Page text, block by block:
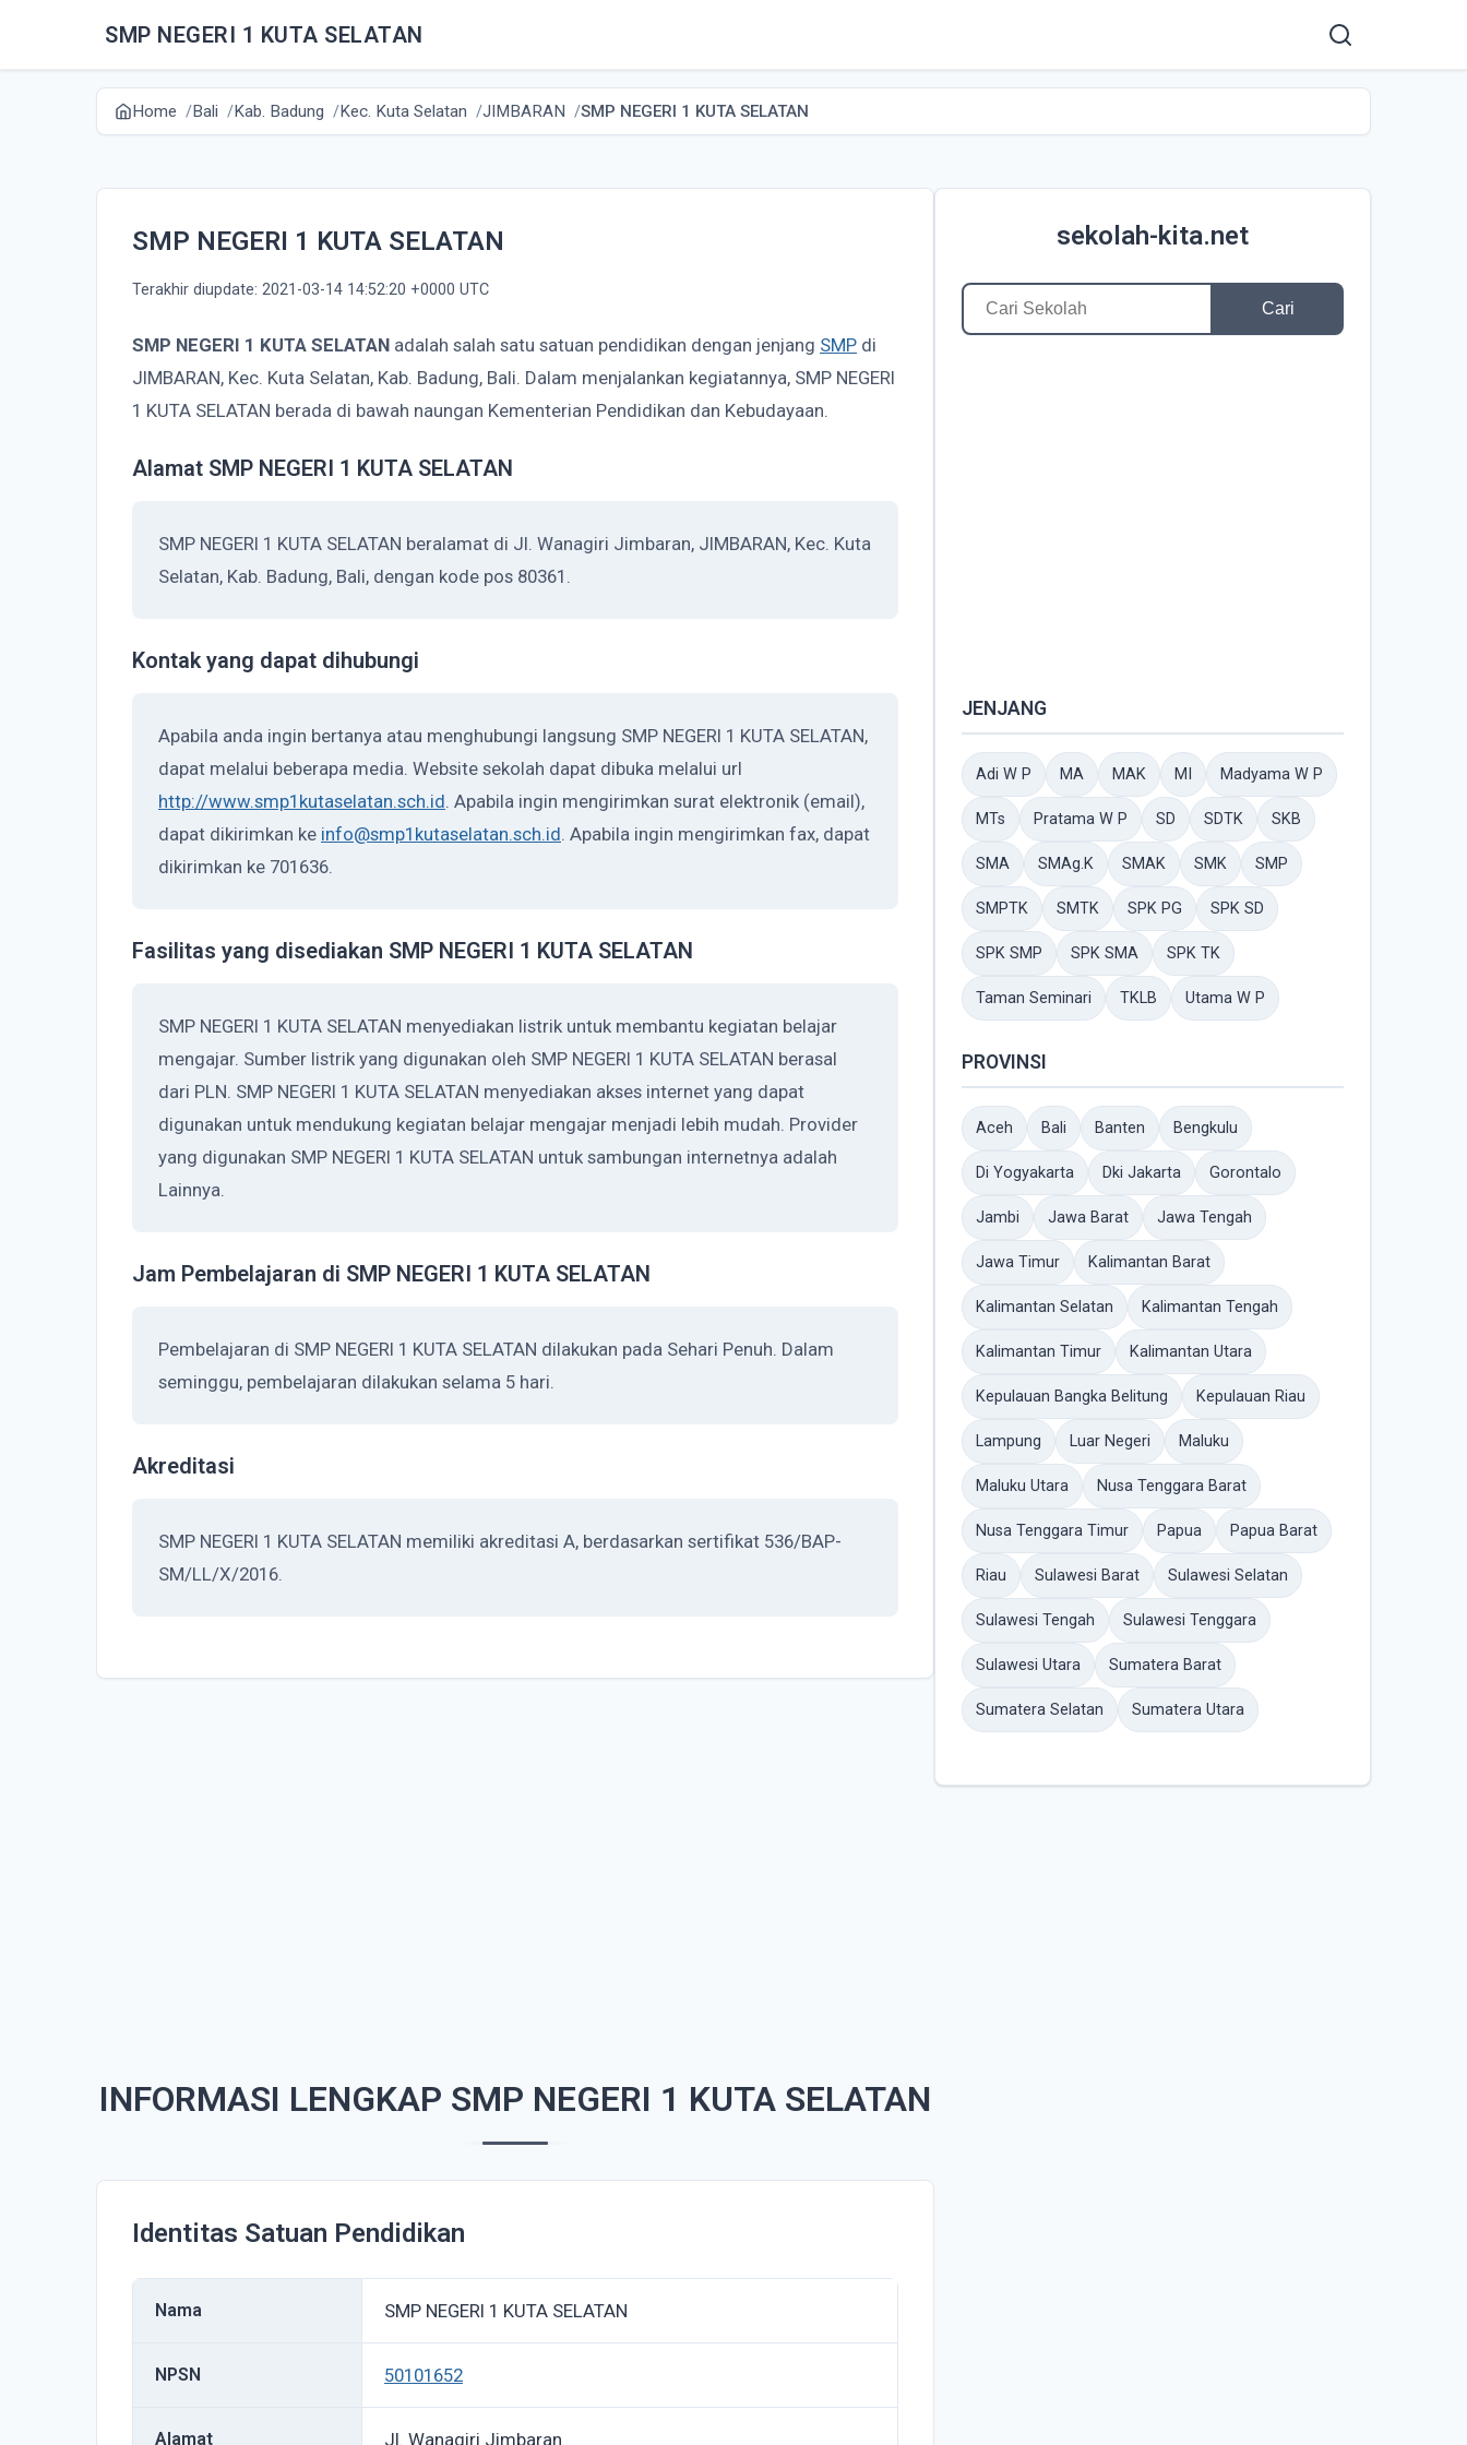
SMP NEGERI 1 KUTA SELATAN
Home Bali Kab. Badung Kec. Kuta Selatan JIMBARAN SMP NEGERI 1 KUTA SELATAN
SMP NEGERI 1 KUTA SELATAN
Terakhir diupdate: 2021-03-14 14:52:20 +0000 UTC
SMP NEGERI 1 KUTA SELATAN adalah salah satu satuan pendidikan dengan jenjang SMP di
JIMBARAN, Kec. Kuta Selatan, Kab. Badung, Bali. Dalam menjalankan kegiatannya, SMP NEGERI
1 KUTA SELATAN berada di bawah naungan Kementerian Pendidikan dan Kebudayaan.
Alamat SMP NEGERI 1 KUTA SELATAN
SMP NEGERI 1 KUTA SELATAN beralamat di Jl. Wanagiri Jimbaran, JIMBARAN, Kec. Kuta
Selatan, Kab. Badung, Bali, dengan kode pos 80361.
Kontak yang dapat dihubungi
Apabila anda ingin bertanya atau menghubungi langsung SMP NEGERI 1 KUTA SELATAN,
dapat melalui beberapa media. Website sekolah dapat dibuka melalui url
http://www.smp1kutaselatan.sch.id. Apabila ingin mengirimkan surat elektronik (email),
dapat dikirimkan ke info@smp1kutaselatan.sch.id. Apabila ingin mengirimkan fax, dapat
dikirimkan ke 701636.
Fasilitas yang disediakan SMP NEGERI 1 KUTA SELATAN
SMP NEGERI 1 KUTA SELATAN menyediakan listrik untuk membantu kegiatan belajar
mengajar. Sumber listrik yang digunakan oleh SMP NEGERI 1 KUTA SELATAN berasal
dari PLN. SMP NEGERI 1 KUTA SELATAN menyediakan akses internet yang dapat
digunakan untuk mendukung kegiatan belajar mengajar menjadi lebih mudah. Provider
yang digunakan SMP NEGERI 1 KUTA SELATAN untuk sambungan internetnya adalah
Lainnya.
Jam Pembelajaran di SMP NEGERI 1 KUTA SELATAN
Pembelajaran di SMP NEGERI 1 KUTA SELATAN dilakukan pada Sehari Penuh. Dalam
seminggu, pembelajaran dilakukan selama 5 hari.
Akreditasi
SMP NEGERI 1 KUTA SELATAN memiliki akreditasi A, berdasarkan sertifikat 536/BAP-
SM/LL/X/2016.
INFORMASI LENGKAP SMP NEGERI 1 KUTA SELATAN
Identitas Satuan Pendidikan
Nama SMP NEGERI 1 KUTA SELATAN
NPSN 50101652
Alamat Jl. Wanagiri Jimbaran
sekolah-kita.net
Cari
JENJANG
Adi W P MA MAK MI Madyama W P
MTs Pratama W P SD SDTK SKB
SMA SMAg.K SMAK SMK SMP
SMPTK SMTK SPK PG SPK SD
SPK SMP SPK SMA SPK TK
Taman Seminari TKLB Utama W P
PROVINSI
Aceh Bali Banten Bengkulu
Di Yogyakarta Dki Jakarta Gorontalo
Jambi Jawa Barat Jawa Tengah
Jawa Timur Kalimantan Barat
Kalimantan Selatan Kalimantan Tengah
Kalimantan Timur Kalimantan Utara
Kepulauan Bangka Belitung Kepulauan Riau
Lampung Luar Negeri Maluku
Maluku Utara Nusa Tenggara Barat
Nusa Tenggara Timur Papua Papua Barat
Riau Sulawesi Barat Sulawesi Selatan
Sulawesi Tengah Sulawesi Tenggara
Sulawesi Utara Sumatera Barat
Sumatera Selatan Sumatera Utara